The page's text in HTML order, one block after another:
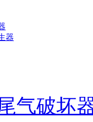
器
气破坏